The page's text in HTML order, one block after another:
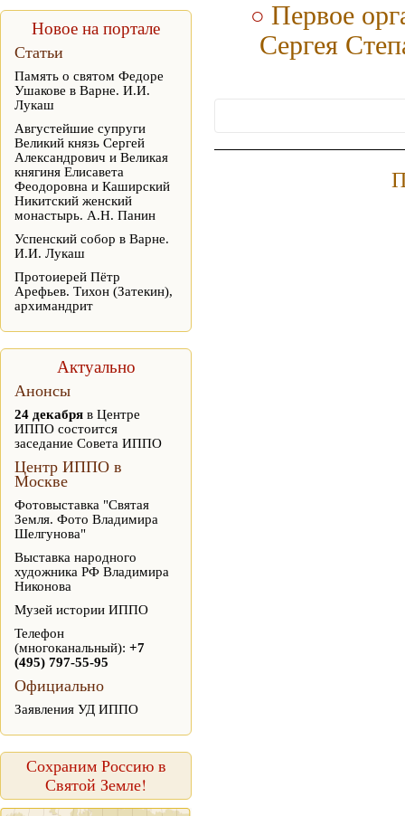
Новое на портале
Статьи
Память о святом Федоре
Ушакове в Варне. И.И.
Лукаш
Августейшие супруги
Великий князь Сергей
Александрович и Великая
княгиня Елисавета
Феодоровна и Каширский
Никитский женский
монастырь. А.Н. Панин
Успенский собор в Варне.
И.И. Лукаш
Протоиерей Пётр
Арефьев. Тихон (Затекин),
архимандрит
Актуально
Анонсы
24 декабря в Центре
ИППО состоится
заседание Совета ИППО
Центр ИППО в
Москве
Фотовыставка "Святая
Земля. Фото Владимира
Шелгунова"
Выставка народного
художника РФ Владимира
Никонова
Музей истории ИППО
Телефон
(многоканальный): +7
(495) 797-55-95
Официально
Заявления УД ИППО
Сохраним Россию в
Святой Земле!
Первое
Сергея